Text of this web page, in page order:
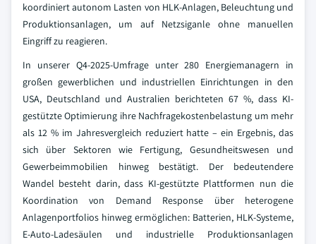
koordiniert autonom Lasten von HLK-Anlagen, Beleuchtung und
Produktionsanlagen, um auf Netzsiganle ohne manuellen
Eingriff zu reagieren.
In unserer Q4-2025-Umfrage unter 280 Energiemanagern in
großen gewerblichen und industriellen Einrichtungen in den
USA, Deutschland und Australien berichteten 67 %, dass KI-
gestützte Optimierung ihre Nachfragekostenbelastung um mehr
als 12 % im Jahresvergleich reduziert hatte – ein Ergebnis, das
sich über Sektoren wie Fertigung, Gesundheitswesen und
Gewerbeimmobilien hinweg bestätigt. Der bedeutendere
Wandel besteht darin, dass KI-gestützte Plattformen nun die
Koordination von Demand Response über heterogene
Anlagenportfolios hinweg ermöglichen: Batterien, HLK-Systeme,
E-Auto-Ladesäulen und industrielle Produktionsanlagen